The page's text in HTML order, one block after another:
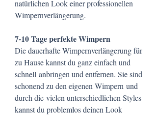
natürlichen Look einer professionellen
Wimpernverlängerung.
7-10 Tage perfekte Wimpern
​Die dauerhafte Wimpernverlängerung für
zu Hause​ kannst du ganz einfach und
schnell anbringen und entfernen. Sie sind
schonend zu den eigenen Wimpern und
durch die vielen unterschiedlichen Styles
kannst du problemlos deinen Look